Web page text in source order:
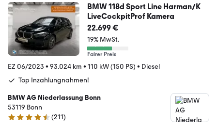
BMW 118d Sport Line Harman/K
LiveCockpitProf Kamera
22.699 €
19% MwSt.
Fairer Preis
EZ 06/2023 • 93.024 km • 110 kW (150 PS) • Diesel
Top Inzahlungnahmen!
BMW AG Niederlassung Bonn
53119 Bonn
4.5 Sterne
(211)